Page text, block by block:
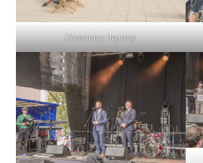
Uczestnicy imprezy.